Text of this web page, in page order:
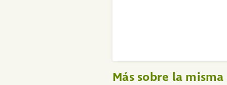
Más sobre la